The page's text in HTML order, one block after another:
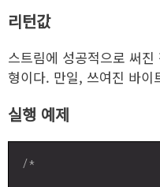
리턴값
스트림에 성공적으로 써
형이다. 만일, 쓰여진 바이
실행 예제
/*